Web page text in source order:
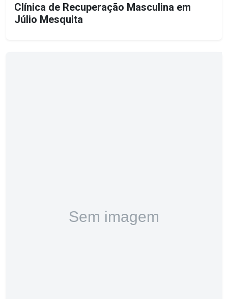
Clínica de Recuperação Masculina em
Júlio Mesquita